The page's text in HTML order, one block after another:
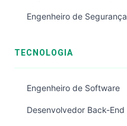
Engenheiro de Segurança
TECNOLOGIA
Engenheiro de Software
Desenvolvedor Back-End